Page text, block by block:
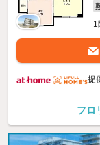
1
提
フロ